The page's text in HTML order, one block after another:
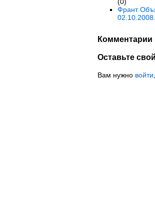
Франт
02.10.2008.
Комментарии
Оставьте
Вам нужно войти